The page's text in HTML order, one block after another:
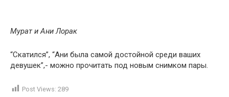
Мурат и Ани Лорак
“Скатился”, “Ани была самой достойной среди ваших
девушек”,- можно прочитать под новым снимком пары.
Post Views: 289